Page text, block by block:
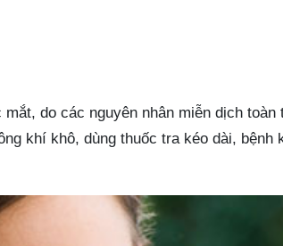
do các nguyên nhân miễn dịch toàn
khí khô, dùng thuốc tra kéo dài, bệnh